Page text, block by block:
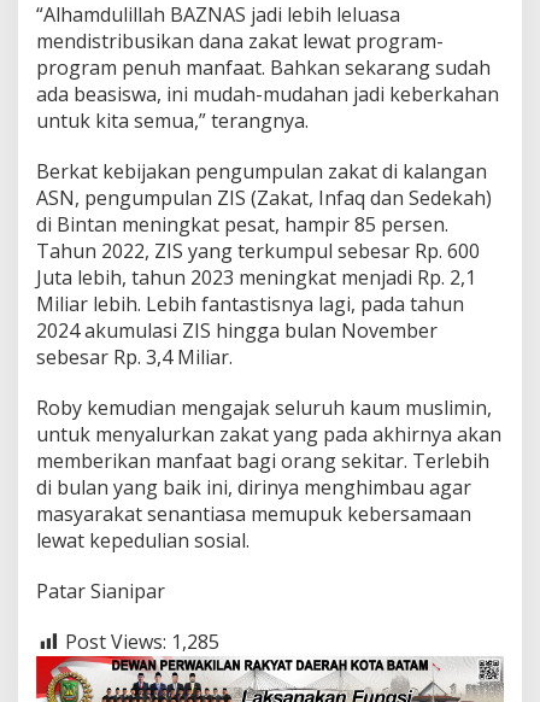
a
t
a
e
r
u
p
i
n
t
a
n
N
o
r
2
3
T
a
2
“Alhamdulillah BAZNAS jadi lebih leluasa
mendistribusikan dana zakat lewat program-
program penuh manfaat. Bahkan sekarang sudah
ada beasiswa, ini mudah-mudahan jadi keberkahan
untuk kita semua,” terangnya.
Berkat kebijakan pengumpulan zakat di kalangan
ASN, pengumpulan ZIS (Zakat, Infaq dan Sedekah)
di Bintan meningkat pesat, hampir 85 persen.
Tahun 2022, ZIS yang terkumpul sebesar Rp. 600
Juta lebih, tahun 2023 meningkat menjadi Rp. 2,1
Miliar lebih. Lebih fantastisnya lagi, pada tahun
2024 akumulasi ZIS hingga bulan November
sebesar Rp. 3,4 Miliar.
Roby kemudian mengajak seluruh kaum muslimin,
untuk menyalurkan zakat yang pada akhirnya akan
memberikan manfaat bagi orang sekitar. Terlebih
di bulan yang baik ini, dirinya menghimbau agar
masyarakat senantiasa memupuk kebersamaan
lewat kepedulian sosial.
Patar Sianipar
Post Views: 1,285